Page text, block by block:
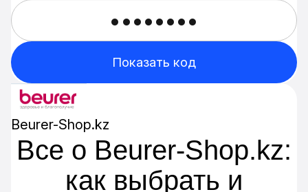
••••••••
Показать код
Beurer-Shop.kz
Все о Beurer-Shop.kz:
как выбрать и